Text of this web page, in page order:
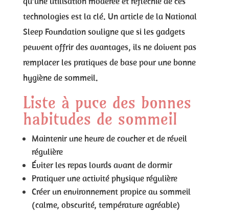
technologies est la clé. Un article de la National
Sleep Foundation souligne que si les gadgets
peuvent offrir des avantages, ils ne doivent pas
remplacer les pratiques de base pour une bonne
hygiène de sommeil.
Liste à puce des bonnes
habitudes de sommeil
Maintenir une heure de coucher et de réveil
régulière
Éviter les repas lourds avant de dormir
Pratiquer une activité physique régulière
Créer un environnement propice au sommeil
(calme, obscurité, température agréable)